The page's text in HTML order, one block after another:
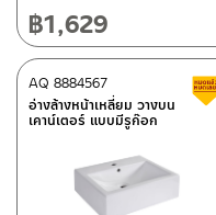
Tel: 02-358-0080 / 080-
After Sales Service
118/33 Onsirin M.8,
Tel: 080-075-2626
ติดต่อ ชาญไพบูลย์ /
฿1,629
อ่างล้างหน้าเหลี่ยม วางบน
เคาน์เตอร์ แบบมีรูก๊อก
AQ 8884567